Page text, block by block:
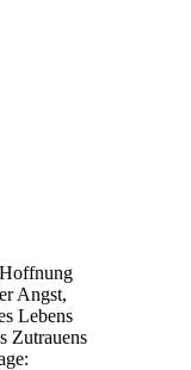
Angst,
Lebens
Zutrauens